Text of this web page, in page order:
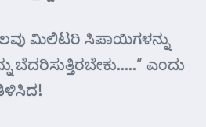
ಮಿಲಿಟರಿ ಸಿಪಾಯಿಗಳನ್ನು
ಬೆದರಿಸುತ್ತಿರಬೇಕು…..” ಎ೦ದು
ತಿಳಿಸಿದ!